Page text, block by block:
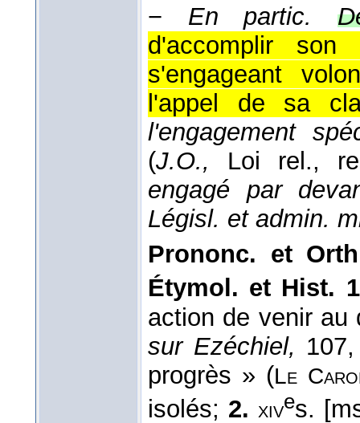
− En partic.
d'accomplir
s'engageant
l'appel de sa
l'engagement
(J.O.,
Loi rel.,
engagé par
Législ. et admin.
Prononc. et
Étymol. et Hist.
action de venir au
sur Ezéchiel,
progrès » (Le
isolés; 2. xives.